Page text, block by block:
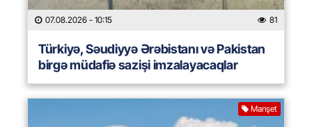
07.08.2026 - 10:15 81
Türkiyə, Səudiyyə Ərəbistanı və Pakistan
birgə müdafiə sazişi imzalayacaqlar
Manşet